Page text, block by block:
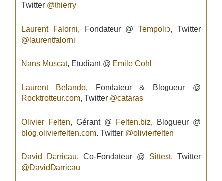
Twitter @thierry
Laurent Falorni, Fondateur @Tempolib, Twitter
@laurentfalorni
Nans Muscat, Etudiant @ Emile Cohl
Laurent Belando, Fondateur & Blogueur @
Rocktrotteur.com, Twitter @cataras
Olivier Felten, Gérant @ Felten.biz, Blogueur @
blog.olivierfelten.com, Twitter @olivierfelten
David Darricau, Co-Fondateur @ Sittest, Twitter
@DavidDarricau